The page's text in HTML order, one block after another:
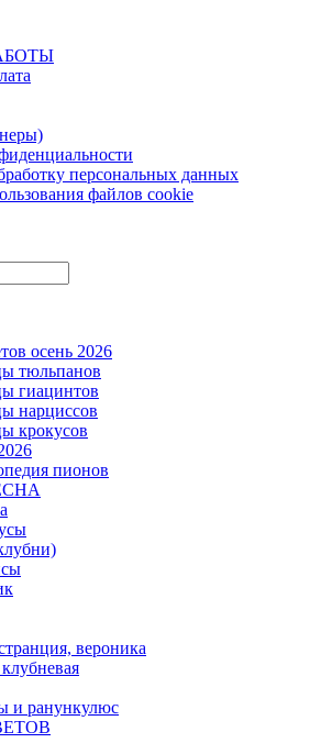
персональных данных
файлов сookie
осень 2026
тюльпанов
гиацинтов
нарциссов
крокусов
пионов
вероника
и ранункулюс